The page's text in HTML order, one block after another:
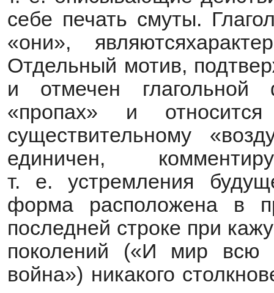
себе печать смуты.
«они»,
Отдельный мотив,
и отмечен
«пропах» и
существительному
единичен,
т. е. устремления
форма расположена в
последней строке при
поколений («И мир
война») никакого